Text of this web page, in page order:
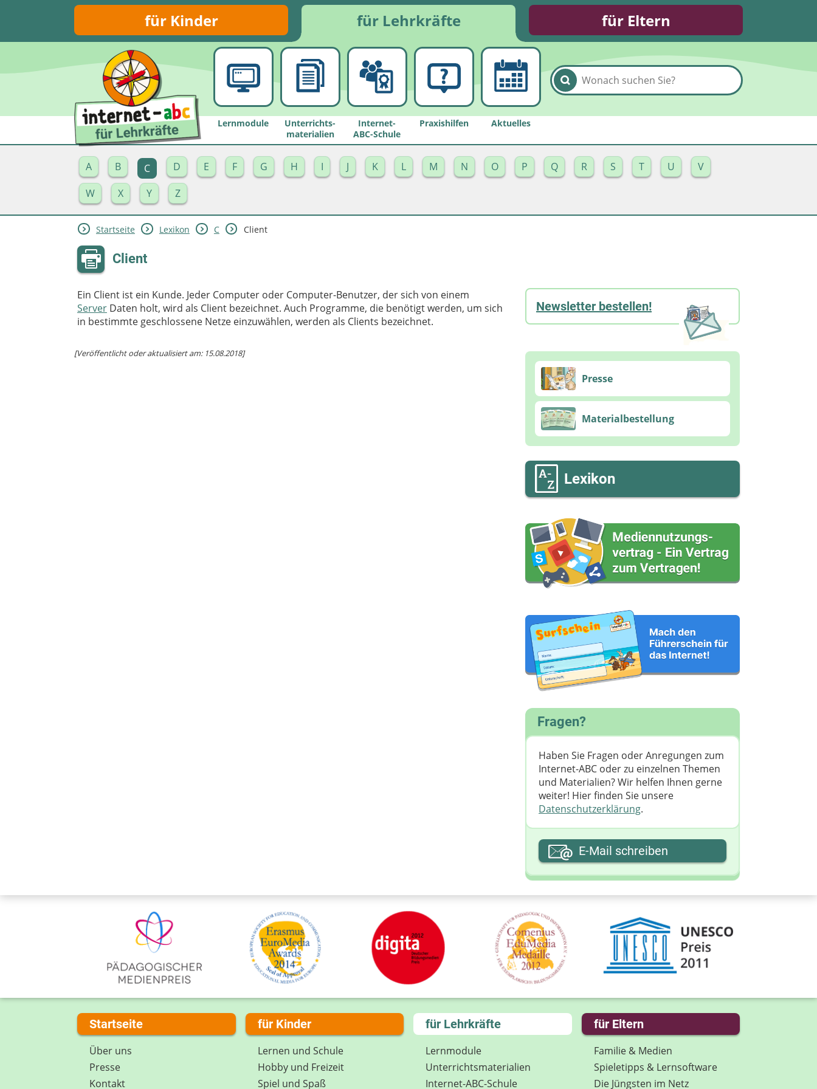
für Kinder für Lehrkräfte für Eltern
Lernmodule
Unterrichts­
materialien
Internet-
ABC-Schule
Praxishilfen Aktuelles
A B C D E F G H I J K L M N O P Q R S T U
V
W
X Y Z
Startseite Lexikon C Client
Client
Ein Client ist ein Kunde. Jeder Computer oder Computer-Benutzer, der sich von einem
Server Daten holt, wird als Client bezeichnet. Auch Programme, die benötigt werden, um sich
in bestimmte geschlossene Netze einzuwählen, werden als Clients bezeichnet.
[Veröffentlicht oder aktualisiert am: 15.08.2018]
Newsletter bestellen!
Presse
Materialbestellung
Lexikon
Fragen?
Haben Sie Fragen oder Anregungen zum
Internet-ABC oder zu einzelnen Themen
und Materialien? Wir helfen Ihnen gerne
weiter! ​Hier finden Sie unsere
Datenschutzerklärung.
Ihre E-Mail-Adresse
Ihre Nachricht
E-Mail schreiben
Startseite
Über uns
Presse
Kontakt
für Kinder
Lernen und Schule
Hobby und Freizeit
Spiel und Spaß
für Lehrkräfte
Lernmodule
Unterrichts­materialien
Internet-ABC-Schule
für Eltern
Familie & Medien
Spieletipps & Lernsoftware
Die Jüngsten im Netz